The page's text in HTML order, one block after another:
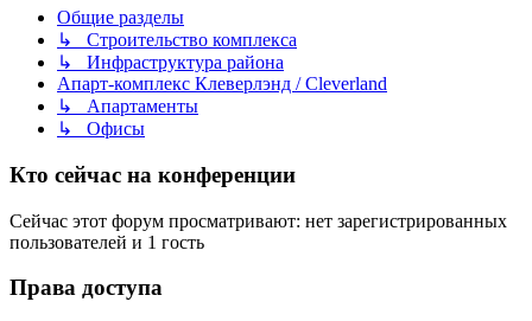
Общие разделы
↳ Строительство комплекса
↳ Инфраструктура района
Апарт-комплекс Клеверлэнд / Cleverland
↳ Апартаменты
↳ Офисы
Кто сейчас на конференции
Сейчас этот форум просматривают: нет зарегистрированных
пользователей и 1 гость
Права доступа